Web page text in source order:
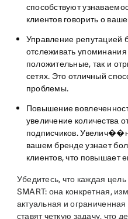
способствуют
клиентов говорить о
Управление репутацией
отслеживать
положительные, так и
сетях. Это отличный
проблемы.
Повышение
увеличение количества
подписчиков.
вашем бренде узнает
клиентов, что повышает
Убедитесь, что каждая
SMART: она конкретная,
актуальная и
ставят четкую задачу, что